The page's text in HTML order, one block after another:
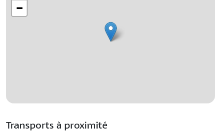
−
Transports à proximité